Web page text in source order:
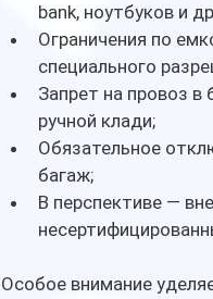
bank, ноутбуков и
Ограничения по
специального
Запрет на провоз в
ручной клади;
Обязательное
багаж;
В перспективе —
Особое внимание